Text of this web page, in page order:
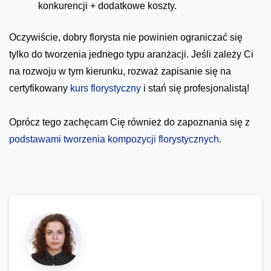
konkurencji + dodatkowe koszty.
Oczywiście, dobry florysta nie powinien ograniczać się
tylko do tworzenia jednego typu aranżacji. Jeśli zależy Ci
na rozwoju w tym kierunku, rozważ zapisanie się na
certyfikowany kurs florystyczny i stań się profesjonalistą!
Oprócz tego zachęcam Cię również do zapoznania się z
podstawami tworzenia kompozycji florystycznych.